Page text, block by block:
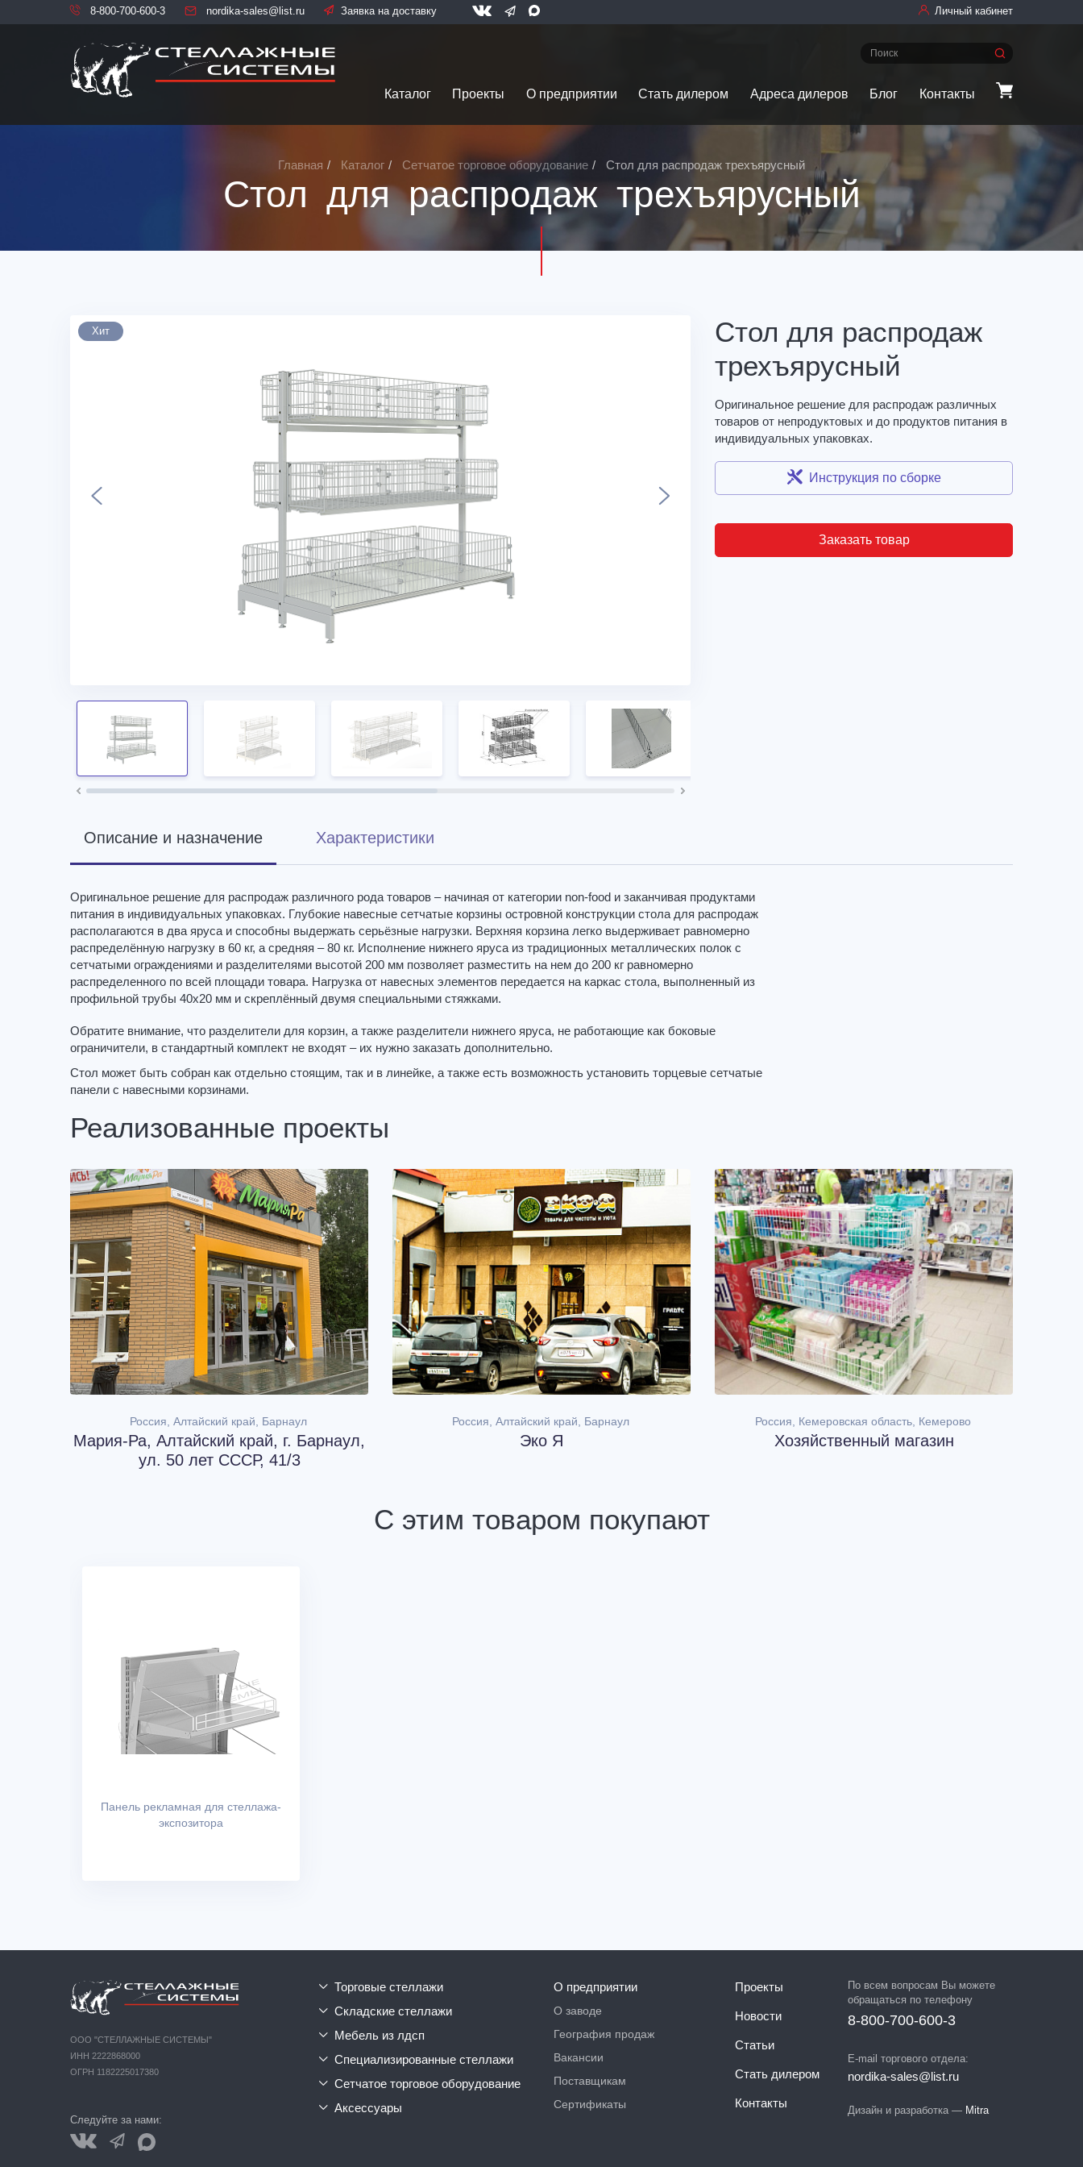
8-800-700-600-3 nordika-sales@list.ru Заявка на доставку Личный кабинет
Каталог Проекты О предприятии Стать дилером Адреса дилеров Блог Контакты
Главная Каталог Сетчатое торговое оборудование Стол для распродаж трехъярусный
Стол для распродаж трехъярусный
Хит
Стол для распродаж
трехъярусный
Оригинальное решение для распродаж различных
товаров от непродуктовых и до продуктов питания в
индивидуальных упаковках.
Инструкция по сборке
Заказать товар
Описание и назначение Характеристики
Оригинальное решение для распродаж различного рода товаров – начиная от категории non-food и заканчивая продуктами
питания в индивидуальных упаковках. Глубокие навесные сетчатые корзины островной конструкции стола для распродаж
располагаются в два яруса и способны выдержать серьёзные нагрузки. Верхняя корзина легко выдерживает равномерно
распределённую нагрузку в 60 кг, а средняя – 80 кг. Исполнение нижнего яруса из традиционных металлических полок с
сетчатыми ограждениями и разделителями высотой 200 мм позволяет разместить на нем до 200 кг равномерно
распределенного по всей площади товара. Нагрузка от навесных элементов передается на каркас стола, выполненный из
профильной трубы 40х20 мм и скреплённый двумя специальными стяжками.
Обратите внимание, что разделители для корзин, а также разделители нижнего яруса, не работающие как боковые
ограничители, в стандартный комплект не входят – их нужно заказать дополнительно.
Стол может быть собран как отдельно стоящим, так и в линейке, а также есть возможность установить торцевые сетчатые
панели с навесными корзинами.
Реализованные проекты
Россия, Алтайский край, Барнаул
Мария-Ра, Алтайский край, г. Барнаул,
ул. 50 лет СССР, 41/3
Россия, Алтайский край, Барнаул
Эко Я
Россия, Кемеровская область, Кемерово
Хозяйственный магазин
С этим товаром покупают
Панель рекламная для стеллажа-
экспозитора
ООО "СТЕЛЛАЖНЫЕ СИСТЕМЫ"
ИНН 2222868000
ОГРН 1182225017380
Следуйте за нами:
торговые стеллажи
складские стеллажи
мебель из лдсп
специализированные стеллажи
сетчатое торговое оборудование
аксессуары
О предприятии
О заводе
География продаж
Вакансии
Поставщикам
Сертификаты
Проекты
Новости
Статьи
Стать дилером
Контакты
По всем вопросам Вы можете
обращаться по телефону
8-800-700-600-3
E-mail торгового отдела:
nordika-sales@list.ru
Дизайн и разработка — Mitra